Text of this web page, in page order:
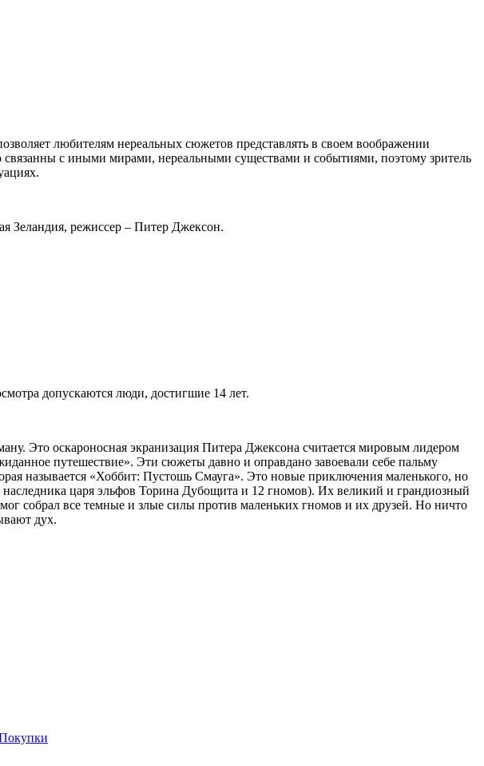
любителям нереальных сюжетов представлять в своем воображении
с иными мирами, нереальными существами и событиями, поэтому зритель
Зеландия, режиссер – Питер Джексон.
допускаются люди, достигшие 14 лет.
Это оскароносная экранизация Питера Джексона считается мировым лидером
путешествие». Эти сюжеты давно и оправдано завоевали себе пальму
называется «Хоббит: Пустошь Смауга». Это новые приключения маленького, но
царя эльфов Торина Дубощита и 12 гномов). Их великий и грандиозный
собрал все темные и злые силы против маленьких гномов и их друзей. Но ничто
дух.